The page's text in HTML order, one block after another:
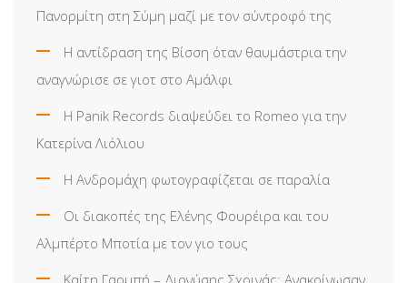
Πανορμίτη στη Σύμη μαζί με τον σύντροφό της
Η αντίδραση της Βίσση όταν θαυμάστρια την
αναγνώρισε σε γιοτ στο Αμάλφι
Η Panik Records διαψεύδει το Romeo για την
Κατερίνα Λιόλιου
Η Ανδρομάχη φωτογραφίζεται σε παραλία
Οι διακοπές της Ελένης Φουρέιρα και του
Αλμπέρτο Μποτία με τον γιο τους
Καίτη Γαρμπή – Διονύσης Σχοινάς: Ανακοίνωσαν